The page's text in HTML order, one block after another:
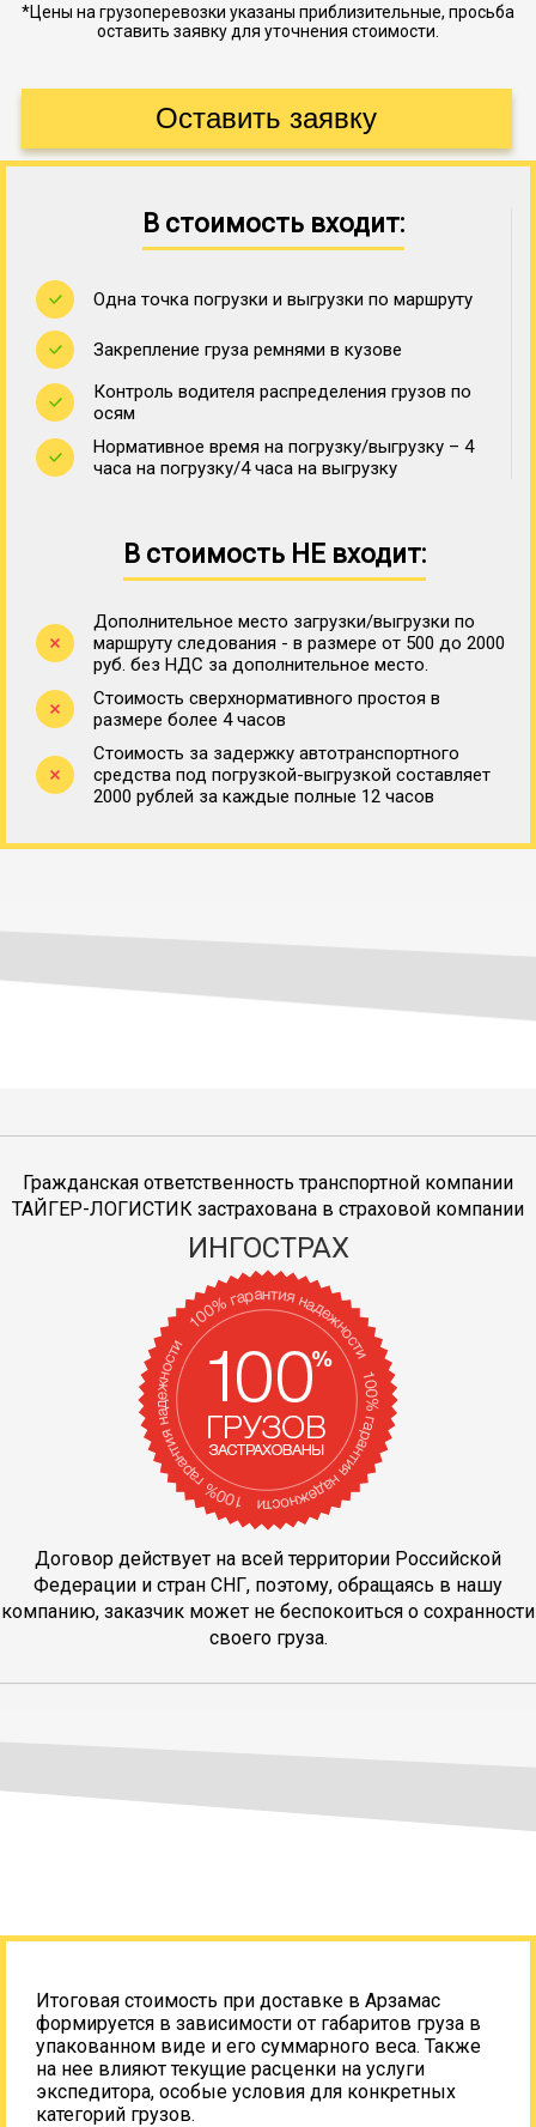
*Цены на грузоперевозки указаны приблизительные, просьба
оставить заявку для уточнения стоимости.
В стоимость входит:
Одна точка погрузки и выгрузки по маршруту
Закрепление груза ремнями в кузове
Контроль водителя распределения грузов по
осям
Нормативное время на погрузку/выгрузку – 4
часа на погрузку/4 часа на выгрузку
В стоимость НЕ входит:
Дополнительное место загрузки/выгрузки по
маршруту следования - в размере от 500 до 2000
руб. без НДС за дополнительное место.
Стоимость сверхнормативного простоя в
размере более 4 часов
Стоимость за задержку автотранспортного
средства под погрузкой-выгрузкой составляет
2000 рублей за каждые полные 12 часов
Гражданская ответственность транспортной компании
ТАЙГЕР-ЛОГИСТИК застрахована в страховой компании
ИНГОСТРАХ
Договор действует на всей территории Российской
Федерации и стран СНГ, поэтому, обращаясь в нашу
компанию, заказчик может не беспокоиться о сохранности
своего груза.
Итоговая стоимость при доставке в Арзамас
формируется в зависимости от габаритов груза в
упакованном виде и его суммарного веса. Также
на нее влияют текущие расценки на услуги
экспедитора, особые условия для конкретных
категорий грузов.